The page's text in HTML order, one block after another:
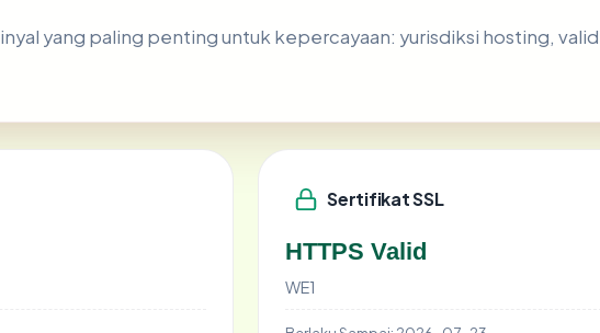
yang paling penting untuk kepercayaan: yurisdiksi hosting,
Sertifikat SSL
HTTPS Valid
WE1